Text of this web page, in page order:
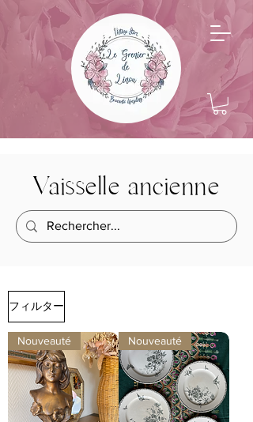
Vaisselle ancienne
フィルター
Nouveauté Nouveauté